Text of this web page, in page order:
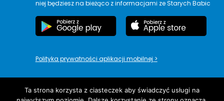
niej będziesz na bieżąco z informacjami ze Starych Babic
Polityka prywatności aplikacji mobilnej >
Ta strona korzysta z ciasteczek aby świadczyć usługi na